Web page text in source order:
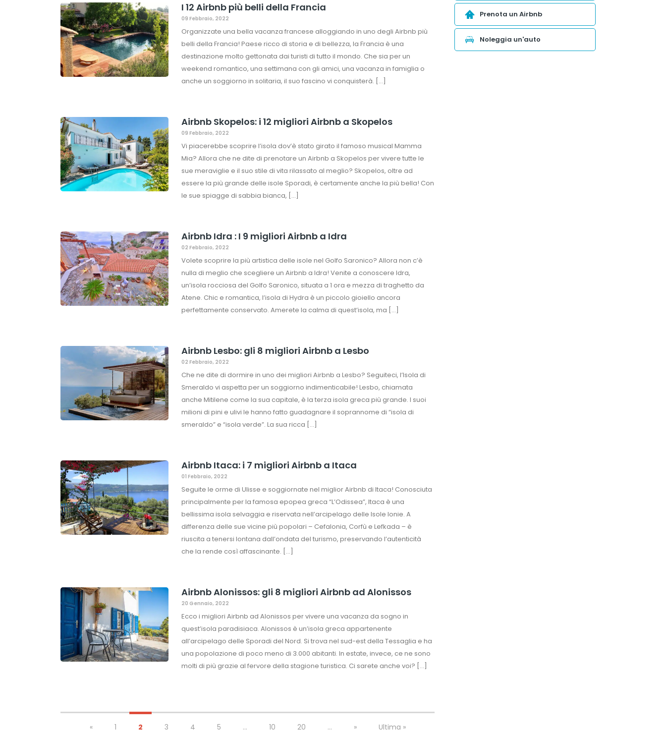
I 12 Airbnb più belli della Francia
09 Febbraio, 2022
Organizzate una bella vacanza francese alloggiando in uno degli Airbnb più
belli della Francia! Paese ricco di storia e di bellezza, la Francia è una
destinazione molto gettonata dai turisti di tutto il mondo. Che sia per un
weekend romantico, una settimana con gli amici, una vacanza in famiglia o
anche un soggiorno in solitaria, il suo fascino vi conquisterà. […]
Airbnb Skopelos: i 12 migliori Airbnb a Skopelos
09 Febbraio, 2022
Vi piacerebbe scoprire l’isola dov’è stato girato il famoso musical Mamma
Mia? Allora che ne dite di prenotare un Airbnb a Skopelos per vivere tutte le
sue meraviglie e il suo stile di vita rilassato al meglio? Skopelos, oltre ad
essere la più grande delle isole Sporadi, è certamente anche la più bella! Con
le sue spiagge di sabbia bianca, […]
Airbnb Idra : I 9 migliori Airbnb a Idra
02 Febbraio, 2022
Volete scoprire la più artistica delle isole nel Golfo Saronico? Allora non c’è
nulla di meglio che scegliere un Airbnb a Idra! Venite a conoscere Idra,
un’isola rocciosa del Golfo Saronico, situata a 1 ora e mezza di traghetto da
Atene. Chic e romantica, l’isola di Hydra è un piccolo gioiello ancora
perfettamente conservato. Amerete la calma di quest’isola, ma […]
Airbnb Lesbo: gli 8 migliori Airbnb a Lesbo
02 Febbraio, 2022
Che ne dite di dormire in uno dei migliori Airbnb a Lesbo? Seguiteci, l’Isola di
Smeraldo vi aspetta per un soggiorno indimenticabile! Lesbo, chiamata
anche Mitilene come la sua capitale, è la terza isola greca più grande. I suoi
milioni di pini e ulivi le hanno fatto guadagnare il soprannome di “isola di
smeraldo” e “isola verde”. La sua ricca […]
Airbnb Itaca: i 7 migliori Airbnb a Itaca
01 Febbraio, 2022
Seguite le orme di Ulisse e soggiornate nel miglior Airbnb di Itaca! Conosciuta
principalmente per la famosa epopea greca “L’Odissea”, Itaca è una
bellissima isola selvaggia e riservata nell’arcipelago delle Isole Ionie. A
differenza delle sue vicine più popolari – Cefalonia, Corfù e Lefkada – è
riuscita a tenersi lontana dall’ondata del turismo, preservando l’autenticità
che la rende così affascinante. […]
Airbnb Alonissos: gli 8 migliori Airbnb ad Alonissos
20 Gennaio, 2022
Ecco i migliori Airbnb ad Alonissos per vivere una vacanza da sogno in
quest’isola paradisiaca. Alonissos è un’isola greca appartenente
all’arcipelago delle Sporadi del Nord. Si trova nel sud-est della Tessaglia e ha
una popolazione di poco meno di 3.000 abitanti. In estate, invece, ce ne sono
molti di più grazie al fervore della stagione turistica. Ci sarete anche voi? […]
« 1 2 3 4 5 ... 10 20 ... » Ultima »
Prenota un Airbnb
Noleggia un'auto